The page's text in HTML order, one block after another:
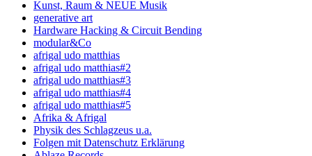
Kunst, Raum & NEUE Musik
generative art
Hardware Hacking & Circuit Bending
modular&Co
afrigal udo matthias
afrigal udo matthias#2
afrigal udo matthias#3
afrigal udo matthias#4
afrigal udo matthias#5
Afrika & Afrigal
Physik des Schlagzeus u.a.
Folgen mit Datenschutz Erklärung